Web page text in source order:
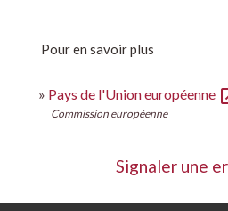
Pour en savoir plus
Pays de l'Union européenne
Commission européenne
Signaler une